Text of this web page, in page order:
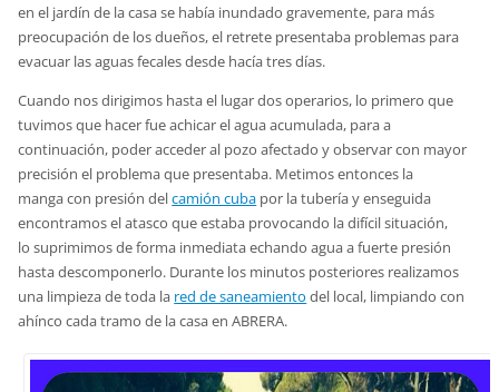
en el jardín de la casa se había inundado gravemente, para más
preocupación de los dueños, el retrete presentaba problemas para
evacuar las aguas fecales desde hacía tres días.
Cuando nos dirigimos hasta el lugar dos operarios, lo primero que
tuvimos que hacer fue achicar el agua acumulada, para a
continuación, poder acceder al pozo afectado y observar con mayor
precisión el problema que presentaba. Metimos entonces la
manga con presión delcamión cuba por la tubería y enseguida
encontramos el atasco que estaba provocando la difícil situación,
lo suprimimos de forma inmediata echando agua a fuerte presión
hasta descomponerlo. Durante los minutos posteriores realizamos
una limpieza de toda la red de saneamiento del local, limpiando con
ahínco cada tramo de la casa en ABRERA.